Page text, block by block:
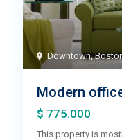
Downtown,
Modern
$ 775.000
This property is